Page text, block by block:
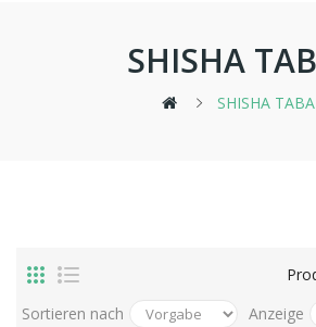
SHISHA
SHISHA
Sortieren nach
Anzeige